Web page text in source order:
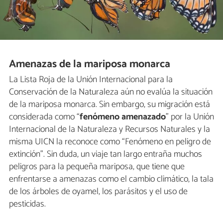
Amenazas de la mariposa monarca
La Lista Roja de la Unión Internacional para la
Conservación de la Naturaleza aún no evalúa la situación
de la mariposa monarca. Sin embargo, su migración está
considerada como “fenómeno amenazado” por la Unión
Internacional de la Naturaleza y Recursos Naturales y la
misma UICN la reconoce como “Fenómeno en peligro de
extinción”. Sin duda, un viaje tan largo entraña muchos
peligros para la pequeña mariposa, que tiene que
enfrentarse a amenazas como el cambio climático, la tala
de los árboles de oyamel, los parásitos y el uso de
pesticidas.